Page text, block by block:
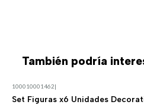
También podría
100010001462|
Set Figuras x6 Unidades